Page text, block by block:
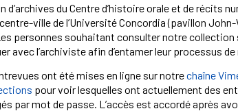
d’archives du Centre d’histoire orale et de récits
ville de l’Université Concordia (pavillon
personnes souhaitant consulter notre collection
avec l’archiviste afin d’entamer leur processus
ont été mises en ligne sur notrechaîne
pour voir lesquelles ont actuellement des
par mot de passe. L’accès est accordé après